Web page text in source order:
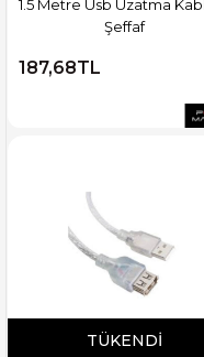
1.5 Metre Usb Uzatma
Şeffaf
187,68TL
TÜKENDI